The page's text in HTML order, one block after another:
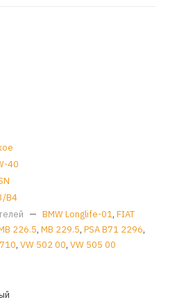
40
B4
— BMW Longlife-01, FIAT
226.5, MB 229.5, PSA B71 2296,
, VW 502 00, VW 505 00